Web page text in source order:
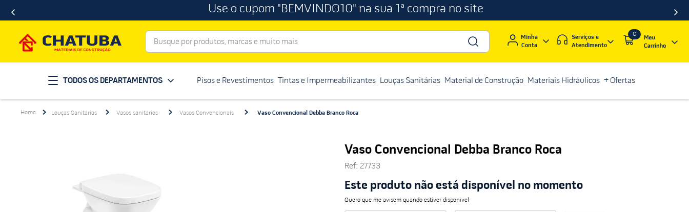
Use o cupom "BEMVINDO10" na sua 1ª compra no site
Busque por produtos, marcas e muito mais
Minha
Conta
Serviços e
Atendimento
0
TODOS OS DEPARTAMENTOS Pisos e Revestimentos Tintas e Impermeabilizantes Louças Sanitárias Material de Construção Materiais Hidráulicos + Ofertas
Louças Sanitárias Vasos sanitários Vasos Convencionais Vaso Convencional Debba Branco Roca
Vaso Convencional Debba Branco Roca
Ref: 27733
Este produto não está disponível no momento
Quero que me avisem quando estiver disponível
1 º porcelanato
2º telha